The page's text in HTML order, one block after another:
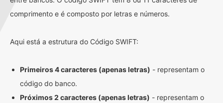
comprimento e é composto por letras e números.
Aqui está a estrutura do Código SWIFT:
Primeiros 4 caracteres (apenas letras) - representam o
código do banco.
Próximos 2 caracteres (apenas letras) - representam o